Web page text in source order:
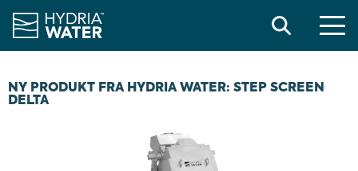
Search
NY PRODUKT FRA HYDRIA WATER: STEP SCREEN
DELTA